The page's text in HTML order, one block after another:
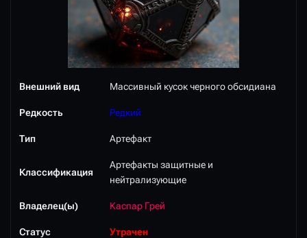
Внешний вид Массивный кусок черного обсидиана
Редкость Редкий
Тип Артефакт
Классификация
Артефакты защитные и
нейтрализующие
Владелец(ы) Каспар Грей
Статус Утрачен